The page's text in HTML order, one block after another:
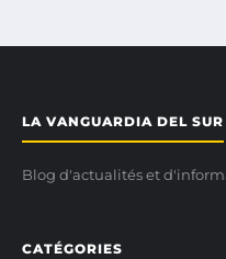
LA VANGUARDIA DEL SUR
Blog d'actualités et
CATÉGORIES